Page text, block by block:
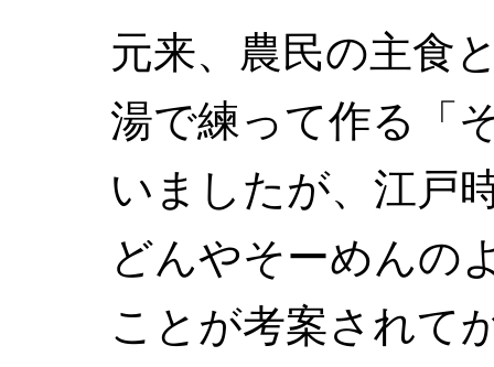
元来、農民の主食
湯で練って作る「
いましたが、江戸
どんやそーめんの
ことが考案されて